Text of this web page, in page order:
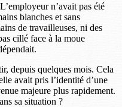
n’avait pas été
blanches et sans
de travailleuses, ni des
cillé face à la moue
depuis quelques mois. Cela
avait pris l’identité d’une
majeure plus rapidement.
sa situation ?